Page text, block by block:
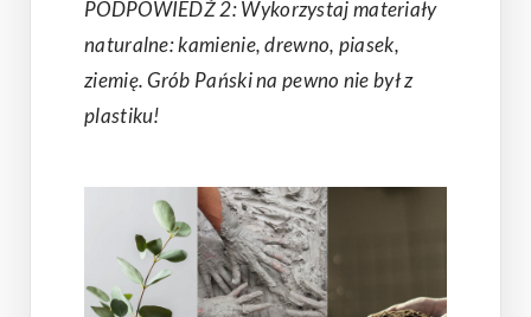
PODPOWIEDŹ 2: Wykorzystaj materiały
naturalne: kamienie, drewno, piasek,
ziemię. Grób Pański na pewno nie był z
plastiku!